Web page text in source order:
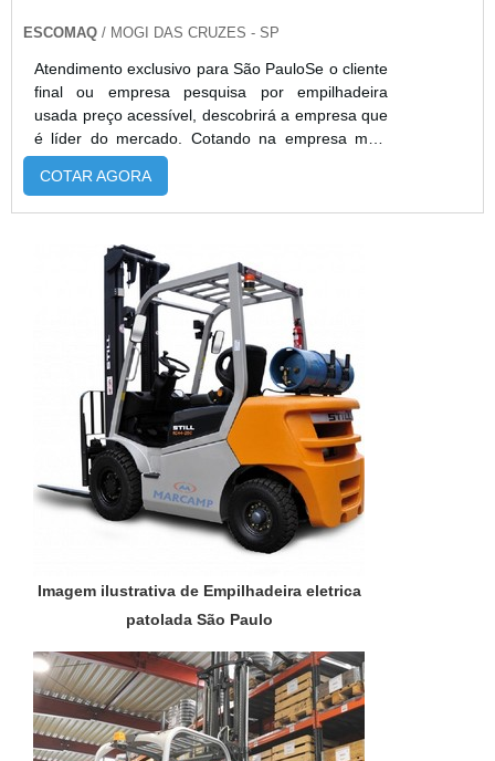
ESCOMAQ / MOGI DAS CRUZES - SP
Atendimento exclusivo para São PauloSe o cliente
final ou empresa pesquisa por empilhadeira
usada preço acessível, descobrirá a empresa que
é líder do mercado. Cotando na empresa mais
qualificada do mercado e achando a melhor
referência em qualidade.É importante lembrar que
de cuidado ajuda a garantir a qualidade e
durabilidade dos materiais, além de ...
COTAR AGORA
Imagem ilustrativa de Empilhadeira eletrica
patolada São Paulo